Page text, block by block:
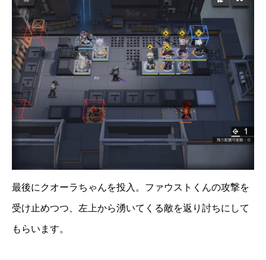
最後にクオーラちゃんを投入。ファウストくんの攻撃を
受け止めつつ、左上から湧いてくる敵を返り討ちにして
もらいます。